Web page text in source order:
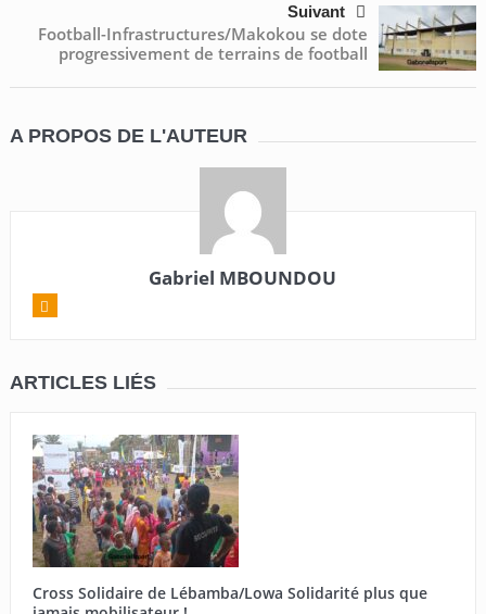
Suivant
Football-Infrastructures/Makokou se dote
progressivement de terrains de football
A PROPOS DE L'AUTEUR
Gabriel MBOUNDOU
ARTICLES LIÉS
Cross Solidaire de Lébamba/Lowa Solidarité plus que